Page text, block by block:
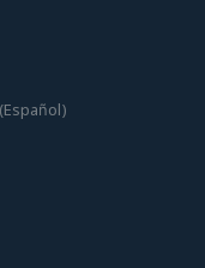
(Español)